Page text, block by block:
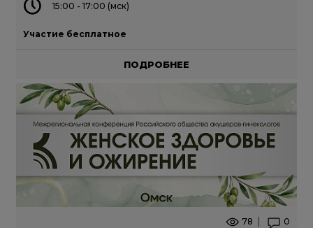
15:00 - 17:00 (мск)
Участие бесплатное
ПОДРОБНЕЕ
78 0